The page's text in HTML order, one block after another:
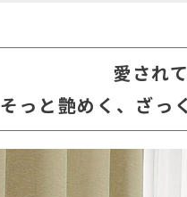
愛され
そっと艶めく、ざっ